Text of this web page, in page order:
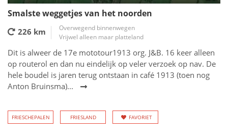
Smalste weggetjes van het noorden
226 km
Overwegend binnenwegen
Vrijwel alleen maar platteland
Dit is alweer de 17e mototour1913 org. J&B. 16 keer alleen
op routerol en dan nu eindelijk op veler verzoek op nav. De
hele boudel is jaren terug ontstaan in café 1913 (toen nog
Anton Bruinsma)...
FRIESCHEPALEN FRIESLAND FAVORIET